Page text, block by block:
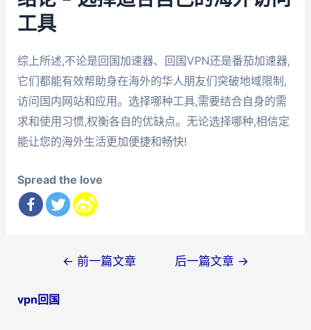
工具
综上所述,不论是回国加速器、回国VPN还是番茄加速器,
它们都能有效帮助身在海外的华人朋友们突破地域限制,
访问国内网站和应用。选择哪种工具,需要结合自身的需
求和使用习惯,权衡各自的优缺点。无论选择哪种,相信定
能让您的海外生活更加便捷和畅快!
Spread the love
导
← 前一篇文章 后一篇文章 →
vpn回国